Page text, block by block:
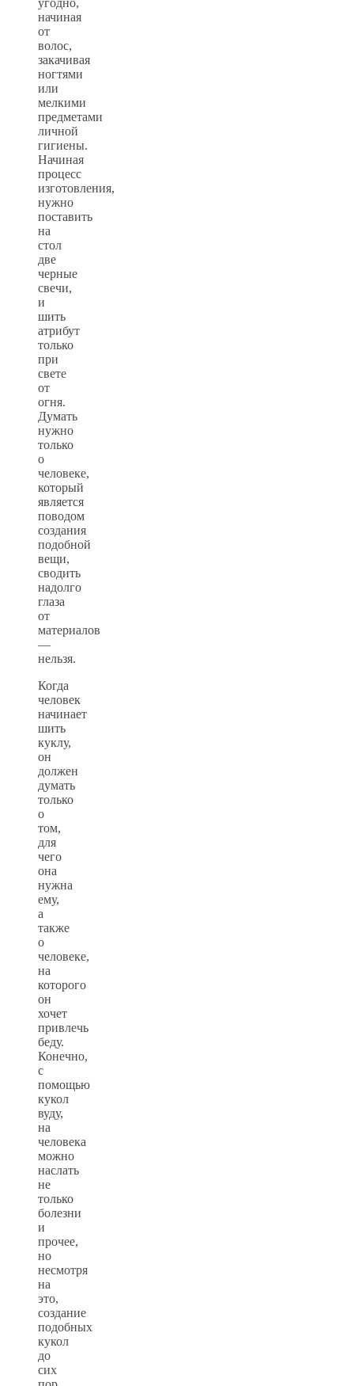
начиная
от
волос,
закачивая
ногтями
или
мелкими
предметами
личной
гигиены.
Начиная
процесс
изготовления,
нужно
поставить
на
стол
две
черные
свечи,
и
шить
атрибут
только
при
свете
от
огня.
Думать
нужно
только
о
человеке,
который
является
поводом
создания
подобной
вещи,
сводить
надолго
глаза
от
материалов
—
нельзя.
Когда
человек
начинает
шить
куклу,
он
должен
думать
только
о
том,
для
чего
она
нужна
ему,
а
также
о
человеке,
на
которого
он
хочет
привлечь
беду.
Конечно,
с
помощью
кукол
вуду,
на
человека
можно
наслать
не
только
болезни
и
прочее,
но
несмотря
на
это,
создание
подобных
кукол
до
сих